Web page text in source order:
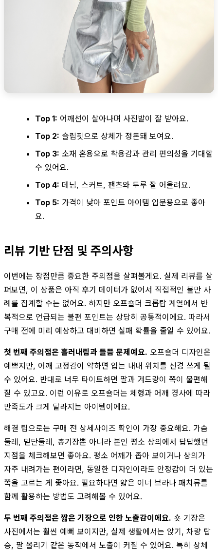
Top 1: 어깨선이 살아나며 사진발이 잘 받아요.
Top 2: 슬림핏으로 상체가 정돈돼 보여요.
Top 3: 소재 혼용으로 착용감과 관리 편의성을 기대할
수 있어요.
Top 4: 데님, 스커트, 팬츠와 두루 잘 어울려요.
Top 5: 가격이 낮아 포인트 아이템 입문용으로 좋아
요.
리뷰 기반 단점 및 주의사항
이번에는 장점만큼 중요한 주의점을 살펴볼게요. 실제 리뷰를 살
펴보면, 이 상품은 아직 후기 데이터가 없어서 직접적인 불만 사
례를 집계할 수는 없어요. 하지만 오프숄더 크롭탑 계열에서 반
복적으로 언급되는 불편 포인트는 상당히 공통적이에요. 따라서
구매 전에 미리 예상하고 대비하면 실패 확률을 줄일 수 있어요.
첫 번째 주의점은 흘러내림과 들뜸 문제예요. 오프숄더 디자인은
예쁘지만, 어깨 고정감이 약하면 입는 내내 위치를 신경 쓰게 될
수 있어요. 반대로 너무 타이트하면 팔과 겨드랑이 쪽이 불편해
질 수 있고요. 이런 이유로 오프숄더는 체형과 어깨 경사에 따라
만족도가 크게 달라지는 아이템이에요.
해결 팁으로는 구매 전 상세사이즈 확인이 가장 중요해요. 가슴
둘레, 밑단둘레, 총기장뿐 아니라 본인 평소 상의에서 답답했던
지점을 체크해보면 좋아요. 평소 어깨가 좁아 보이거나 상의가
자주 내려가는 편이라면, 동일한 디자인이라도 안정감이 더 있는
쪽을 고르는 게 좋아요. 필요하다면 얇은 이너 브라나 패치류를
함께 활용하는 방법도 고려해볼 수 있어요.
두 번째 주의점은 짧은 기장으로 인한 노출감이에요. 숏 기장은
사진에서는 훨씬 예뻐 보이지만, 실제 생활에서는 앉기, 차량 탑
승, 팔 올리기 같은 동작에서 노출이 커질 수 있어요. 특히 상체